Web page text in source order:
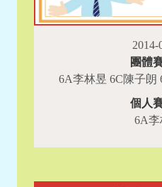
2014-
團體
6A李林昱 6C陳子朗
個人
6A李